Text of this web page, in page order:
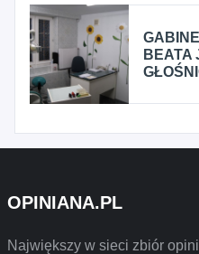
BEATA
OPINIANA.PL
Największy w sieci zbiór